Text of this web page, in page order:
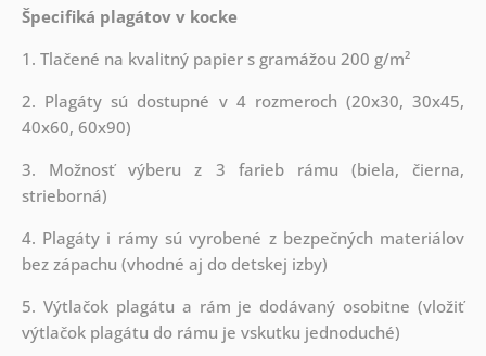
Špecifiká plagátov v kocke
1. Tlačené na kvalitný papier s gramážou 200 g/m²
2. Plagáty sú dostupné v 4 rozmeroch (20x30, 30x45,
40x60, 60x90)
3. Možnosť výberu z 3 farieb rámu (biela, čierna,
strieborná)
4. Plagáty i rámy sú vyrobené z bezpečných materiálov
bez zápachu (vhodné aj do detskej izby)
5. Výtlačok plagátu a rám je dodávaný osobitne (vložiť
výtlačok plagátu do rámu je vskutku jednoduché)